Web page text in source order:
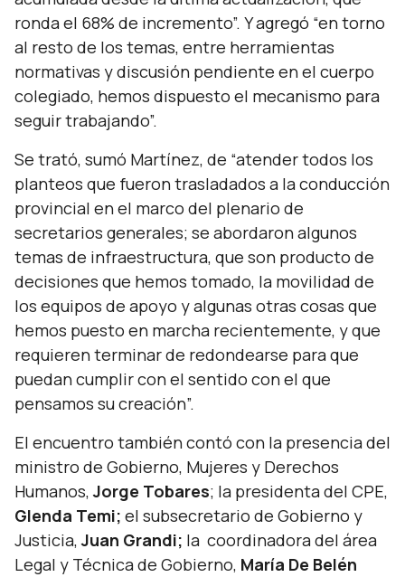
ronda el 68% de incremento”. Y agregó “en torno
al resto de los temas, entre herramientas
normativas y discusión pendiente en el cuerpo
colegiado, hemos dispuesto el mecanismo para
seguir trabajando”.
Se trató, sumó Martínez, de “atender todos los
planteos que fueron trasladados a la conducción
provincial en el marco del plenario de
secretarios generales; se abordaron algunos
temas de infraestructura, que son producto de
decisiones que hemos tomado, la movilidad de
los equipos de apoyo y algunas otras cosas que
hemos puesto en marcha recientemente, y que
requieren terminar de redondearse para que
puedan cumplir con el sentido con el que
pensamos su creación”.
El encuentro también contó con la presencia del
ministro de Gobierno, Mujeres y Derechos
Humanos,Jorge Tobares; la presidenta del CPE,
Glenda Temi; el subsecretario de Gobierno y
Justicia,Juan Grandi; la coordinadora del área
Legal y Técnica de Gobierno, María De Belén